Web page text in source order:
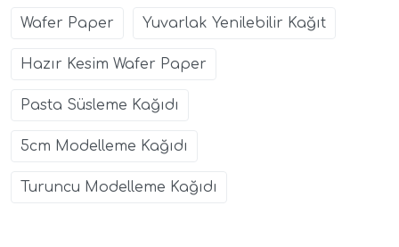
Wafer Paper Yuvarlak Yenilebilir Kağıt
Hazır Kesim Wafer Paper
Pasta Süsleme Kağıdı
5cm Modelleme Kağıdı
Turuncu Modelleme Kağıdı